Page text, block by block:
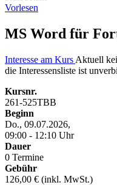
Vorlesen
MS Word für
Interesse am Kurs Aktuell
die Interessensliste ist
Kursnr.
261-525TBB
Beginn
Do., 09.07.2026,
09:00 - 12:10 Uhr
Dauer
0 Termine
Gebühr
126,00 € (inkl. MwSt.)